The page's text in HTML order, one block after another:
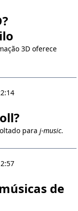
3D oferece
para j-music.
de